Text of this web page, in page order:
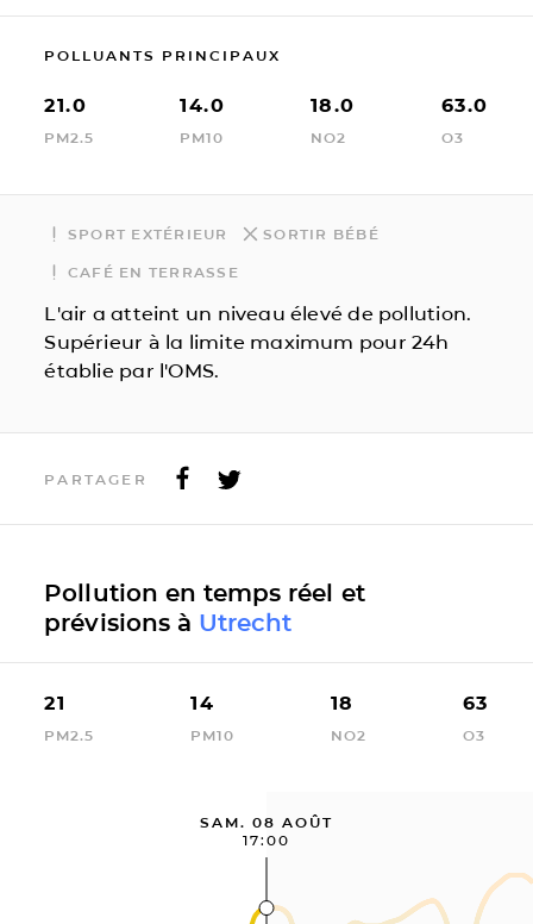
POLLUANTS PRINCIPAUX
21.0
PM2.5
14.0
PM10
18.0
NO2
63.0
O3
SPORT EXTÉRIEUR SORTIR BÉBÉ
CAFÉ EN TERRASSE
L'air a atteint un niveau élevé de pollution.
Supérieur à la limite maximum pour 24h
établie par l'OMS.
PARTAGER
Pollution en temps réel et
prévisions à Utrecht
21
PM2.5
14
PM10
18
NO2
63
O3
SAM. 08 AOÛT
17:00